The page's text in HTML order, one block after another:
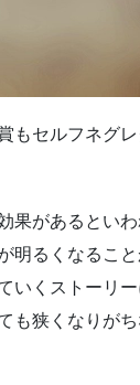
もセルフネグ
果があるとい
明るくなること
いくストーリ
も狭くなりが